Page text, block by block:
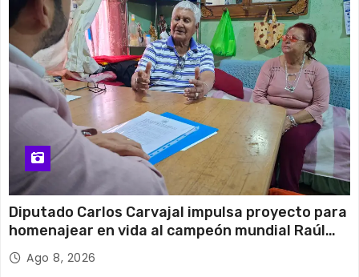
Diputado Carlos Carvajal impulsa proyecto para
homenajear en vida al campeón mundial Raúl
Choque
Ago 8, 2026